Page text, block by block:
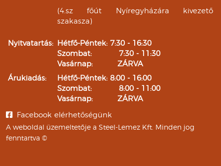
(4.sz főút Nyíregyházára kivezető
szakasza)
Nyitvatartás:
Hétfő-Péntek: 7:30 - 16:30
Szombat: 7:30 - 11:30
Vasárnap: ZÁRVA
Árukiadás:
Hétfő-Péntek: 8:00 - 16:00
Szombat: 8:00 - 11:00
Vasárnap: ZÁRVA
Facebook elérhetőségünk
A weboldal üzemeltetője a Steel-Lemez Kft. Minden jog
fenntartva ©